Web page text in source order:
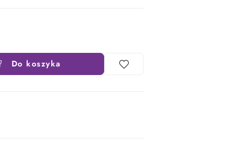
Do koszyka